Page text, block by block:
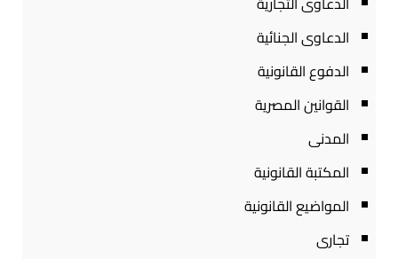
الدعاوى الجنائية
الدفوع القانونية
القوانين المصرية
المدنى
المكتبة القانونية
المواضيع القانونية
تجارى